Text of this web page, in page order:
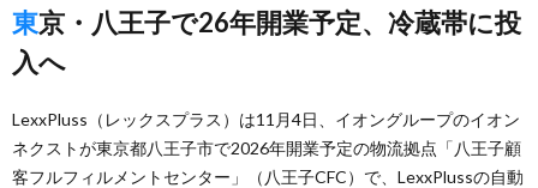
東京・八王子で26年開業予定、冷蔵帯に投
入へ
LexxPluss（レックスプラス）は11月4日、イオングループのイオン
ネクストが東京都八王子市で2026年開業予定の物流拠点「八王子顧
客フルフィルメントセンター」（八王子CFC）で、LexxPlussの自動